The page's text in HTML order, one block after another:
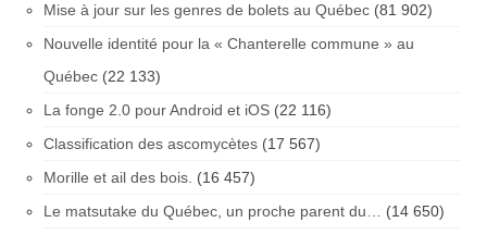
Mise à jour sur les genres de bolets au Québec (81 902)
Nouvelle identité pour la « Chanterelle commune » au
Québec (22 133)
La fonge 2.0 pour Android et iOS (22 116)
Classification des ascomycètes (17 567)
Morille et ail des bois. (16 457)
Le matsutake du Québec, un proche parent du…
(14 650)